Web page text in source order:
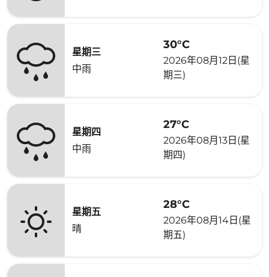
星期三
中雨
30°C
2026年08月12日(星
期三)
星期四
中雨
27°C
2026年08月13日(星
期四)
星期五
晴
28°C
2026年08月14日(星
期五)